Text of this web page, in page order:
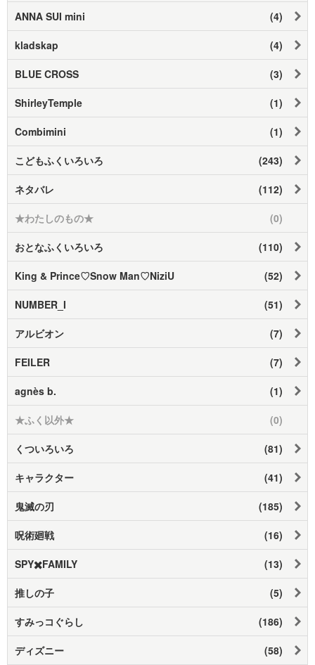
ANNA SUI mini (4)
kladskap (4)
BLUE CROSS (3)
ShirleyTemple (1)
Combimini (1)
こどもふくいろいろ (243)
ネタバレ (112)
★わたしのもの★ (0)
おとなふくいろいろ (110)
King & Prince♡Snow Man♡NiziU (52)
NUMBER_I (51)
アルビオン (7)
FEILER (7)
agnès b. (1)
★ふく以外★ (0)
くついろいろ (81)
キャラクター (41)
鬼滅の刃 (185)
呪術廻戦 (16)
SPY✖️FAMILY (13)
推しの子 (5)
すみっコぐらし (186)
ディズニー (58)